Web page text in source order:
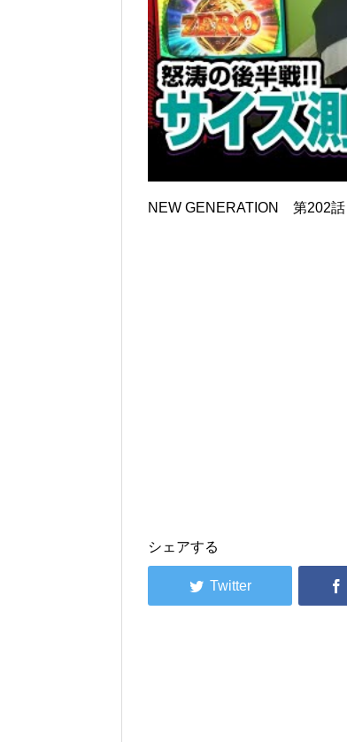
NEW GENERATION 第202話
シェアする